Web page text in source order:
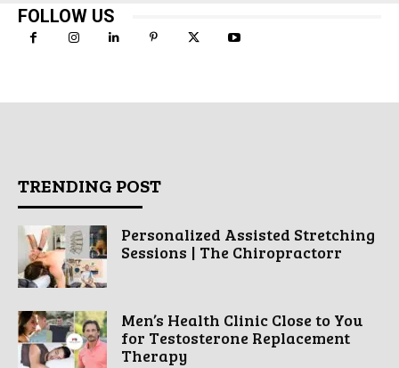
FOLLOW US
TRENDING POST
Personalized Assisted Stretching
Sessions | The Chiropractorr
Men’s Health Clinic Close to You
for Testosterone Replacement
Therapy